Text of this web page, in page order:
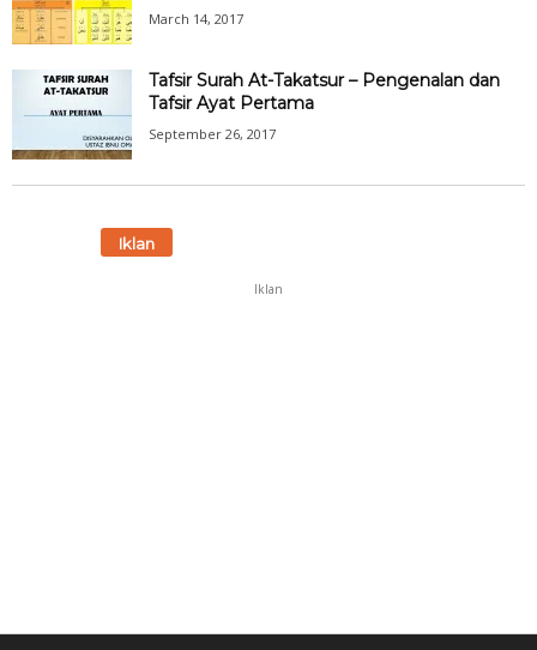
March 14, 2017
Tafsir Surah At-Takatsur – Pengenalan dan
Tafsir Ayat Pertama
September 26, 2017
Iklan
Iklan